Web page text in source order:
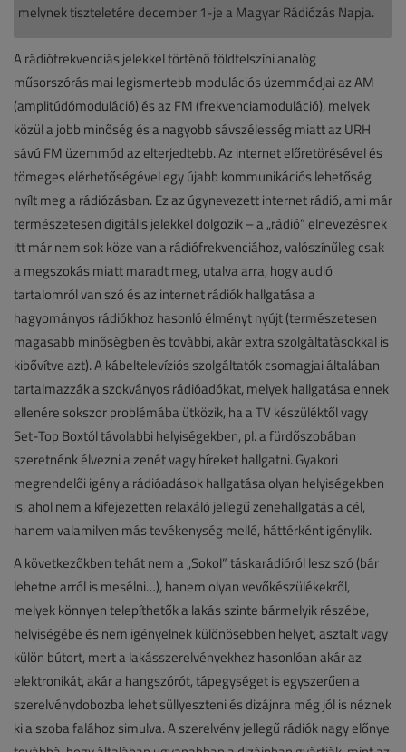
melynek tiszteletére december 1-je a Magyar Rádiózás Napja.
A rádiófrekvenciás jelekkel történő földfelszíni analóg
műsorszórás mai legismertebb modulációs üzemmódjai az AM
(amplitúdómoduláció) és az FM (frekvenciamoduláció), melyek
közül a jobb minőség és a nagyobb sávszélesség miatt az URH
sávú FM üzemmód az elterjedtebb. Az internet előretörésével és
tömeges elérhetőségével egy újabb kommunikációs lehetőség
nyílt meg a rádiózásban. Ez az úgynevezett internet rádió, ami már
természetesen digitális jelekkel dolgozik – a „rádió” elnevezésnek
itt már nem sok köze van a rádiófrekvenciához, valószínűleg csak
a megszokás miatt maradt meg, utalva arra, hogy audió
tartalomról van szó és az internet rádiók hallgatása a
hagyományos rádiókhoz hasonló élményt nyújt (természetesen
magasabb minőségben és további, akár extra szolgáltatásokkal is
kibővítve azt). A kábeltelevíziós szolgáltatók csomagjai általában
tartalmazzák a szokványos rádióadókat, melyek hallgatása ennek
ellenére sokszor problémába ütközik, ha a TV készüléktől vagy
Set-Top Boxtól távolabbi helyiségekben, pl. a fürdőszobában
szeretnénk élvezni a zenét vagy híreket hallgatni. Gyakori
megrendelői igény a rádióadások hallgatása olyan helyiségekben
is, ahol nem a kifejezetten relaxáló jellegű zenehallgatás a cél,
hanem valamilyen más tevékenység mellé, háttérként igénylik.
A következőkben tehát nem a „Sokol” táskarádióról lesz szó (bár
lehetne arról is mesélni…), hanem olyan vevőkészülékekről,
melyek könnyen telepíthetők a lakás szinte bármelyik részébe,
helyiségébe és nem igényelnek különösebben helyet, asztalt vagy
külön bútort, mert a lakásszerelvényekhez hasonlóan akár az
elektronikát, akár a hangszórót, tápegységet is egyszerűen a
szerelvénydobozba lehet süllyeszteni és dizájnra még jól is néznek
ki a szoba falához simulva. A szerelvény jellegű rádiók nagy előnye